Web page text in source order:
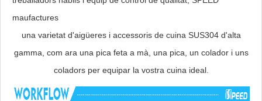
maufactures
una varietat d'aigüeres i accessoris de cuina SUS304 d'alta
gamma, com ara una pica feta a mà, una pica, un colador i uns
coladors per equipar la vostra cuina ideal.